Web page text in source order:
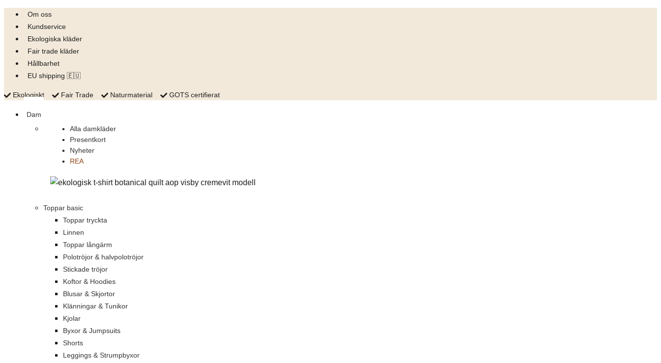
Skip
content
Om oss
Kundservice
Ekologiska kläder
Fair trade kläder
Hållbarhet
EU shipping 🇪🇺
Ekologiskt Fair Trade Naturmaterial GOTS certifierat
Dam
Alla damkläder
Presentkort
Nyheter
REA
Toppar basic
Toppar tryckta
Linnen
Toppar långärm
Polotröjor & halvpolotröjor
Stickade tröjor
Koftor & Hoodies
Blusar & Skjortor
Klänningar & Tunikor
Kjolar
Byxor & Jumpsuits
Shorts
Leggings & Strumpbyxor